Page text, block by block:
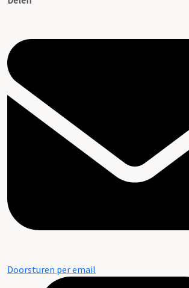
Doorsturen per email